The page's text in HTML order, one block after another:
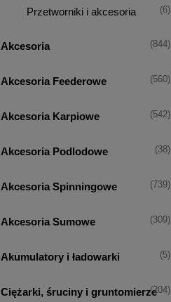
Przetworniki i akcesoria (6)
Akcesoria (844)
Akcesoria Feederowe (560)
Akcesoria Karpiowe (542)
Akcesoria Podlodowe (38)
Akcesoria Spinningowe (739)
Akcesoria Sumowe (309)
Akumulatory i ładowarki (5)
Ciężarki, śruciny i gruntomierze(204)